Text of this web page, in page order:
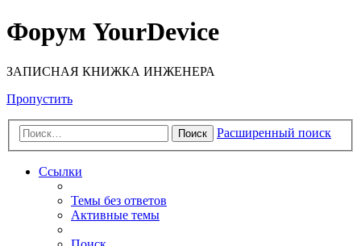
Форум YourDevice
ЗАПИСНАЯ КНИЖКА ИНЖЕНЕРА
Пропустить
Поиск Расширенный поиск
Ссылки
Темы без ответов
Активные темы